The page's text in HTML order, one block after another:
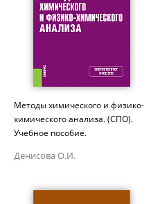
Методы химического и физико-
химического анализа. (СПО).
Учебное пособие.
Денисова О.И.